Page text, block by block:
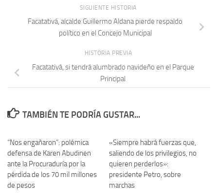
SIGUIENTE HISTORIA
Facatativá, alcalde Guillermo Aldana pierde respaldo
político en el Concejo Municipal
HISTORIA PREVIA
Facatativá, si tendrá alumbrado navideño en el Parque
Principal
TAMBIÉN TE PODRÍA GUSTAR...
“Nos engañaron”: polémica
defensa de Karen Abudinen
ante la Procuraduría por la
pérdida de los 70 mil millones
de pesos
«Siempre habrá fuerzas que,
saliendo de los privilegios, no
quieren perderlos»:
presidente Petro, sobre
marchas